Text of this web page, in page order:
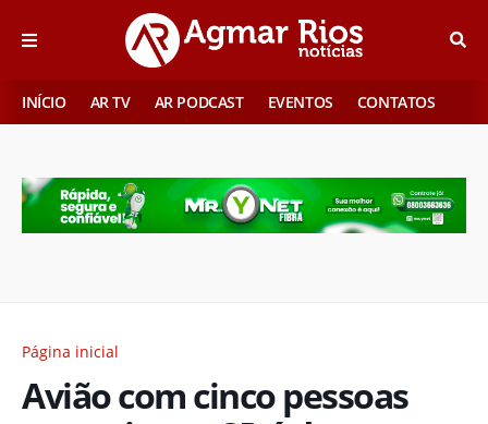
INÍCIO AR TV AR PODCAST EVENTOS CONTATOS
Página inicial
Avião com cinco pessoas